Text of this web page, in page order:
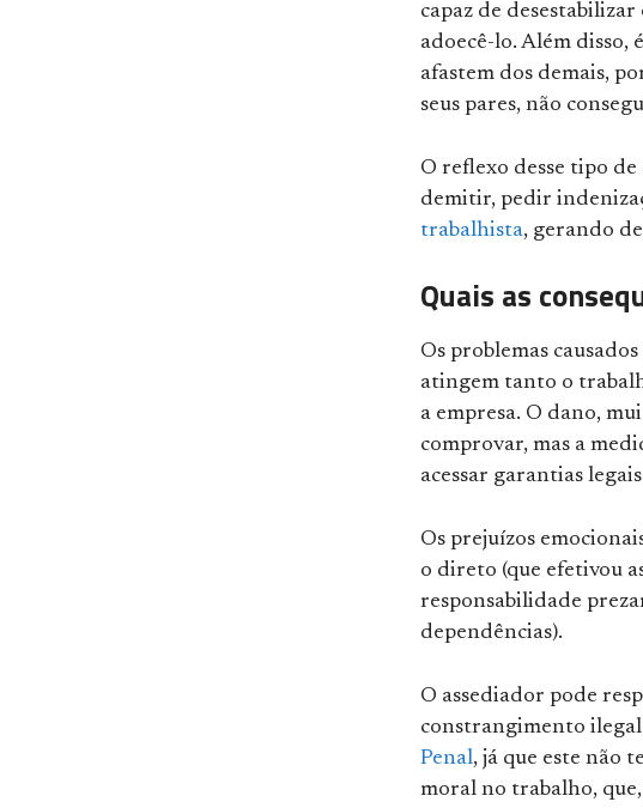
capaz de
adoecê-lo. Além disso,
afastem dos demais,
seus pares, não
O reflexo desse tipo
demitir, pedir
trabalhista, gerando
Quais as
Os problemas
atingem tanto o
a empresa. O dano,
comprovar, mas a
acessar garantias
Os prejuízos
o direto (que efetivou
responsabilidade
dependências).
O assediador pode
constrangimento
Penal, já que este não
moral no trabalho,